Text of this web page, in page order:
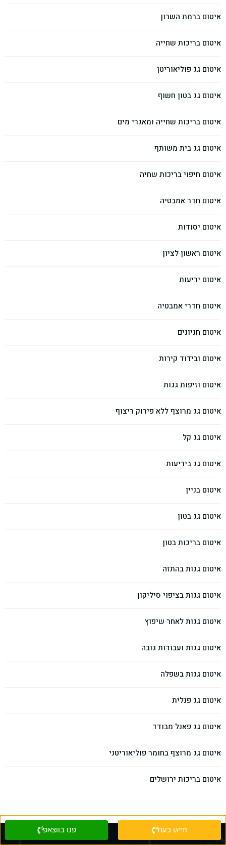
איטום ברמת השרון
איטום בריכות שחייה
איטום גג פוליאוריטן
איטום גג בטון חשוף
איטום בריכות שחייה ומאגרי מים
איטום גג בית משותף
איטום חיפוי בריכות שחיה
איטום חדר אמבטיה
איטום יסודות
איטום ראשון לציון
איטום יריעות
איטום חדרי אמבטיה
איטום חניונים
איטום ובידוד קירות
איטום וזיפות גגות
איטום גג מרוצף ללא פירוק ריצוף
איטום גג קל
איטום גג ביריעות
איטום בניין
איטום גג בטון
איטום בריכות בטון
איטום גגות בהתזה
איטום גגות בציפוי סיליקון
איטום גגות לאחר שיפוץ
איטום גגות ועבודות גובה
איטום גגות בשפלה
איטום גג פנלית
איטום גג פאנל מבודד
איטום גג מרוצף בחומר פוליאוריטני
איטום בריכות ירושלים
חייגו כעת פנו בווצאפ